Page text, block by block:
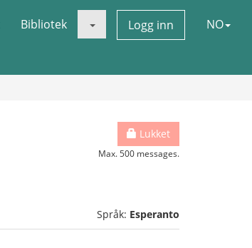
Bibliotek Logg inn NO
Lukket
Max. 500 messages.
Språk: Esperanto